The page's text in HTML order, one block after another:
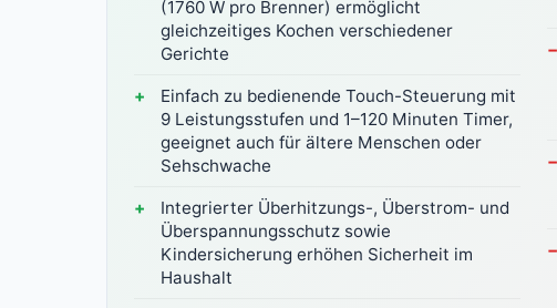
(1760 W pro Brenner) ermöglicht
gleichzeitiges Kochen verschiedener
Gerichte
Einfach zu bedienende Touch-Steuerung mit
9 Leistungsstufen und 1–120 Minuten Timer,
geeignet auch für ältere Menschen oder
Sehschwache
Integrierter Überhitzungs-, Überstrom- und
Überspannungsschutz sowie
Kindersicherung erhöhen Sicherheit im
Haushalt